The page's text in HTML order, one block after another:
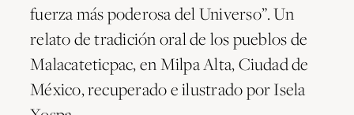
fuerza más poderosa del Universo”. Un
relato de tradición oral de los pueblos de
Malacateticpac, en Milpa Alta, Ciudad de
México, recuperado e ilustrado por Isela